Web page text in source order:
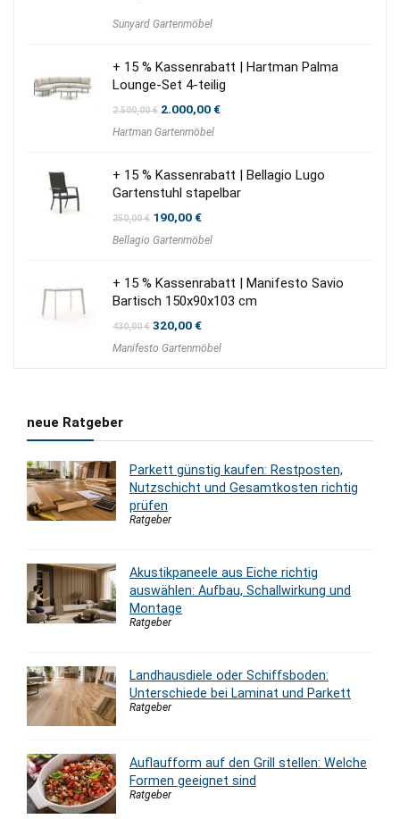
Sunyard Gartenmöbel
+ 15 % Kassenrabatt | Hartman Palma
Lounge-Set 4-teilig
2.500,00€ Ursprünglicher
war:
2.000,00€Aktueller
Hartman Gartenmöbel
+ 15 % Kassenrabatt | Bellagio Lugo
Gartenstuhl stapelbar
250,00€ Ursprünglicher
war:
190,00€Aktueller
ist:
Bellagio Gartenmöbel
+ 15 % Kassenrabatt | Manifesto Savio
Bartisch 150x90x103 cm
430,00€ Ursprünglicher
war:
320,00€Aktueller
ist:
Manifesto Gartenmöbel
neue Ratgeber
Parkett günstig kaufen: Restposten,
Nutzschicht und Gesamtkosten richtig
prüfen
Ratgeber
Akustikpaneele aus Eiche richtig
auswählen: Aufbau, Schallwirkung und
Montage
Ratgeber
Landhausdiele oder Schiffsboden:
Unterschiede bei Laminat und Parkett
Ratgeber
Auflaufform auf den Grill stellen: Welche
Formen geeignet sind
Ratgeber